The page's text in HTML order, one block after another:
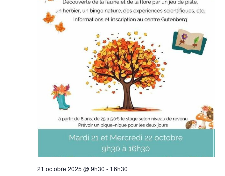
vues
21 octobre 2025 @ 9h30 - 16h30